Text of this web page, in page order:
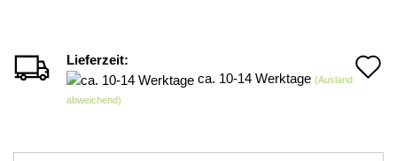
Lieferzeit:
ca. 10-14 Werktage (Ausland
abweichend)